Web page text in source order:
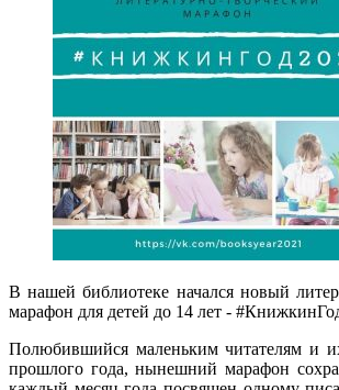
В нашей библиотеке начался новый
марафон для детей до 14 лет -
Полюбившийся маленьким читателям и
прошлого года, нынешний марафон